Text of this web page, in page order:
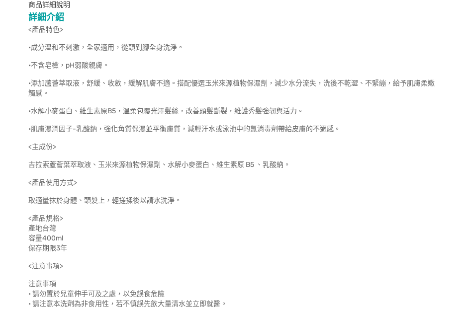
商品詳細說明
詳細介紹
<產品特色>
•成分溫和不刺激，全家適用，從頭到腳全身洗淨。
•不含皂檢，pH弱酸親膚。
•添加蘆薈萃取液，舒緩、收斂，緩解肌膚不適。搭配優選玉米來源植物保濕劑，減少水分流失，洗後不乾澀、不緊繃，給予肌膚柔嫩
觸感。
•水解小麥蛋白、維生素原B5，溫柔包覆光澤髮絲，改善頭髮斷裂，維護秀髮強韌與活力。
•肌膚濕潤因子-乳酸鈉，強化角質保濕並平衡膚質，減輕汗水或泳池中的氯消毒劑帶給皮膚的不適感。
<主成份>
吉拉索蘆薈葉萃取液、玉米來源植物保濕劑、水解小麥蛋白、維生素原 B5 、乳酸納。
<產品使用方式>
取適量抹於身體、頭髮上，輕搓揉後以請水洗淨。
<產品規格>
產地台灣
容量400ml
保存期限3年
<注意事項>
注意事項
• 請勿置於兒童伸手可及之處，以免誤食危險
• 請注意本洗劑為非食用性，若不慎誤先飲大量清水並立即就醫。